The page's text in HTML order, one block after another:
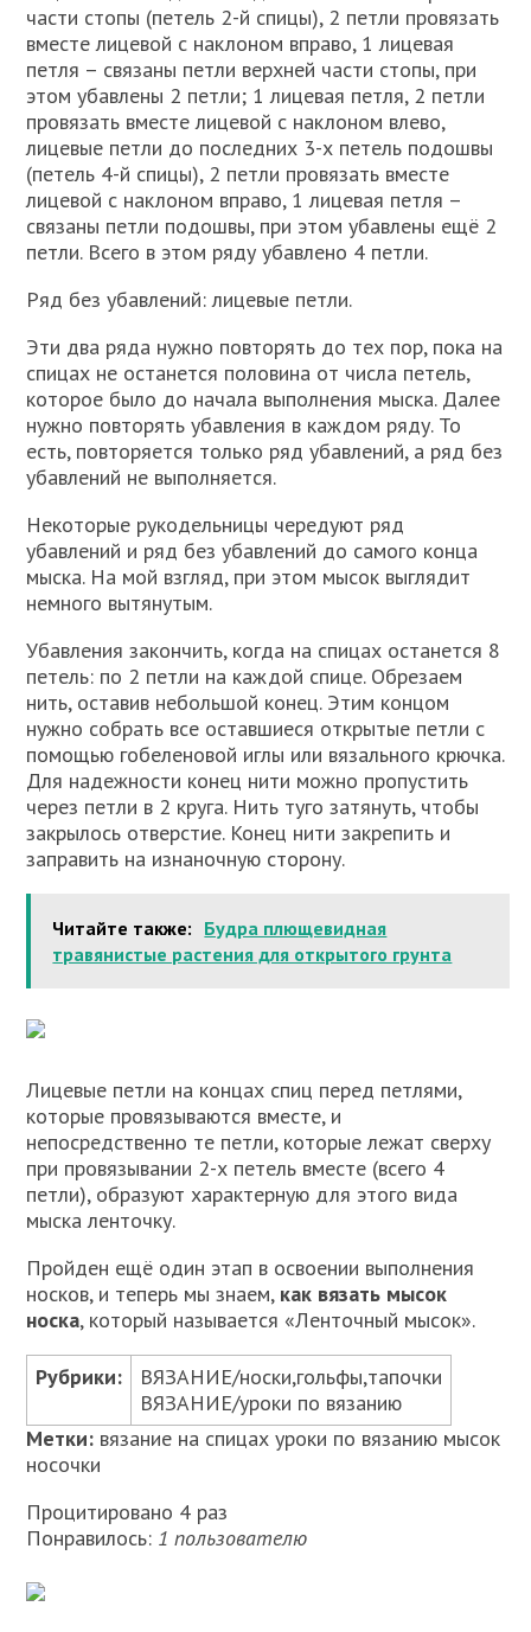
части стопы (петель 2-й спицы), 2 петли провязать
вместе лицевой с наклоном вправо, 1 лицевая
петля – связаны петли верхней части стопы, при
этом убавлены 2 петли; 1 лицевая петля, 2 петли
провязать вместе лицевой с наклоном влево,
лицевые петли до последних 3-х петель подошвы
(петель 4-й спицы), 2 петли провязать вместе
лицевой с наклоном вправо, 1 лицевая петля –
связаны петли подошвы, при этом убавлены ещё 2
петли. Всего в этом ряду убавлено 4 петли.
Ряд без убавлений: лицевые петли.
Эти два ряда нужно повторять до тех пор, пока на
спицах не останется половина от числа петель,
которое было до начала выполнения мыска. Далее
нужно повторять убавления в каждом ряду. То
есть, повторяется только ряд убавлений, а ряд без
убавлений не выполняется.
Некоторые рукодельницы чередуют ряд
убавлений и ряд без убавлений до самого конца
мыска. На мой взгляд, при этом мысок выглядит
немного вытянутым.
Убавления закончить, когда на спицах останется 8
петель: по 2 петли на каждой спице. Обрезаем
нить, оставив небольшой конец. Этим концом
нужно собрать все оставшиеся открытые петли с
помощью гобеленовой иглы или вязального крючка.
Для надежности конец нити можно пропустить
через петли в 2 круга. Нить туго затянуть, чтобы
закрылось отверстие. Конец нити закрепить и
заправить на изнаночную сторону.
Читайте также: Будра плющевидная
травянистые растения для открытого грунта
Лицевые петли на концах спиц перед петлями,
которые провязываются вместе, и
непосредственно те петли, которые лежат сверху
при провязывании 2-х петель вместе (всего 4
петли), образуют характерную для этого вида
мыска ленточку.
Пройден ещё один этап в освоении выполнения
носков, и теперь мы знаем, как вязать мысок
носка, который называется «Ленточный мысок».
Рубрики:
ВЯЗАНИЕ/носки,гольфы,тапочки
ВЯЗАНИЕ/уроки по вязанию
Метки: вязание на спицах уроки по вязанию мысок
носочки
Процитировано 4 раз
Понравилось: 1 пользователю